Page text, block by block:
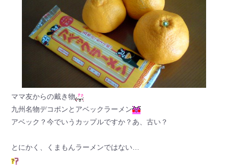
ママ友からの戴き物
九州名物デコポンとアベックラーメン
アベック？今でいうカップルですか？あ、古い？
とにかく、くまもんラーメンではない…